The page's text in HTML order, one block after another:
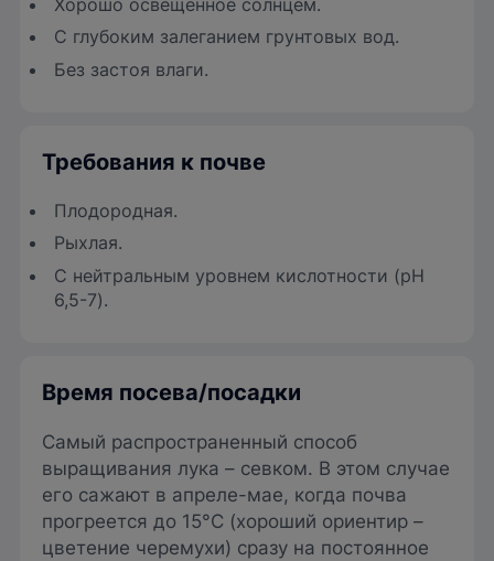
С глубоким залеганием грунтовых вод.
Без застоя влаги.
Требования к почве
Плодородная.
Рыхлая.
С нейтральным уровнем кислотности (pH
6,5-7).
Время посева/посадки
Самый распространенный способ
выращивания лука – севком. В этом случае
его сажают в апреле-мае, когда почва
прогреется до 15°С (хороший ориентир –
цветение черемухи) сразу на постоянное